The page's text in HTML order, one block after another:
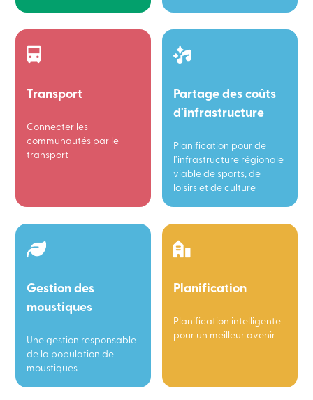
Transport
Connecter les
communautés par le
transport
Partage des coûts
d'infrastructure
Planification pour de
l’infrastructure régionale
viable de sports, de
loisirs et de culture
Gestion des
moustiques
Une gestion responsable
de la population de
moustiques
Planification
Planification intelligente
pour un meilleur avenir